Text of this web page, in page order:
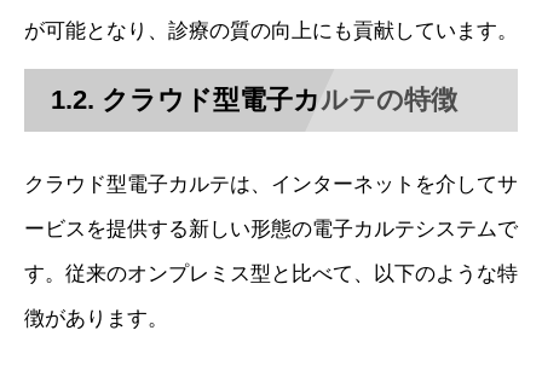
が可能となり、診療の質の向上にも貢献しています。
1.2. クラウド型電子カルテの特徴
クラウド型電子カルテは、インターネットを介してサ
ービスを提供する新しい形態の電子カルテシステムで
す。従来のオンプレミス型と比べて、以下のような特
徴があります。